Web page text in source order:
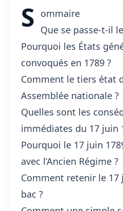
S ommaire
Que se passe-t-il
Pourquoi les États
convoqués en 1789 ?
Comment le tiers état
Assemblée nationale ?
Quelles sont les
immédiates du 17 juin
Pourquoi le 17 juin
avec l’Ancien Régime ?
Comment retenir le 17
bac ?